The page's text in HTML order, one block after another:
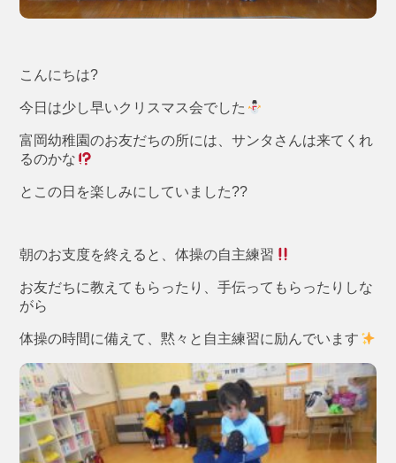
こんにちは?
今日は少し早いクリスマス会でした
富岡幼稚園のお友だちの所には、サンタさんは来てくれ
るのかな
とこの日を楽しみにしていました??
朝のお支度を終えると、体操の自主練習
お友だちに教えてもらったり、手伝ってもらったりしな
がら
体操の時間に備えて、黙々と自主練習に励んでいます